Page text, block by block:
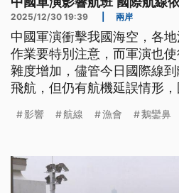
2025/12/30 19:39 兩岸
中國軍演衝擊我國海空，各
作業要特別注意，而軍演也
雜度增加，儘管今日國際線
飛航，但仍有航機延誤情形
起飛後無法即時返航，航班
影響 航線 漁會 鵝鑾鼻